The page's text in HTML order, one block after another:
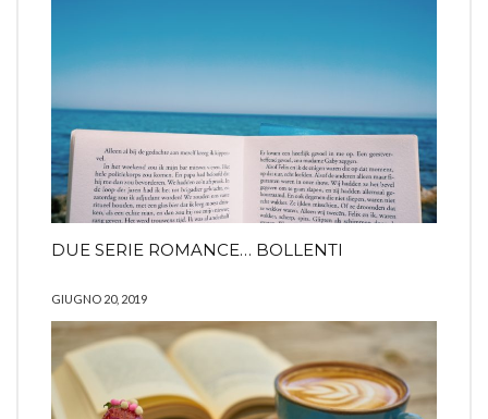
DUE SERIE ROMANCE… BOLLENTI
GIUGNO 20, 2019